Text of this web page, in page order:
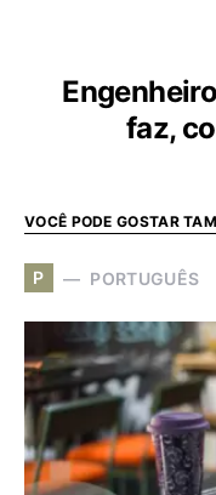
faz,
VOCÊ PODE GOSTAR
P PORTUGUÊS